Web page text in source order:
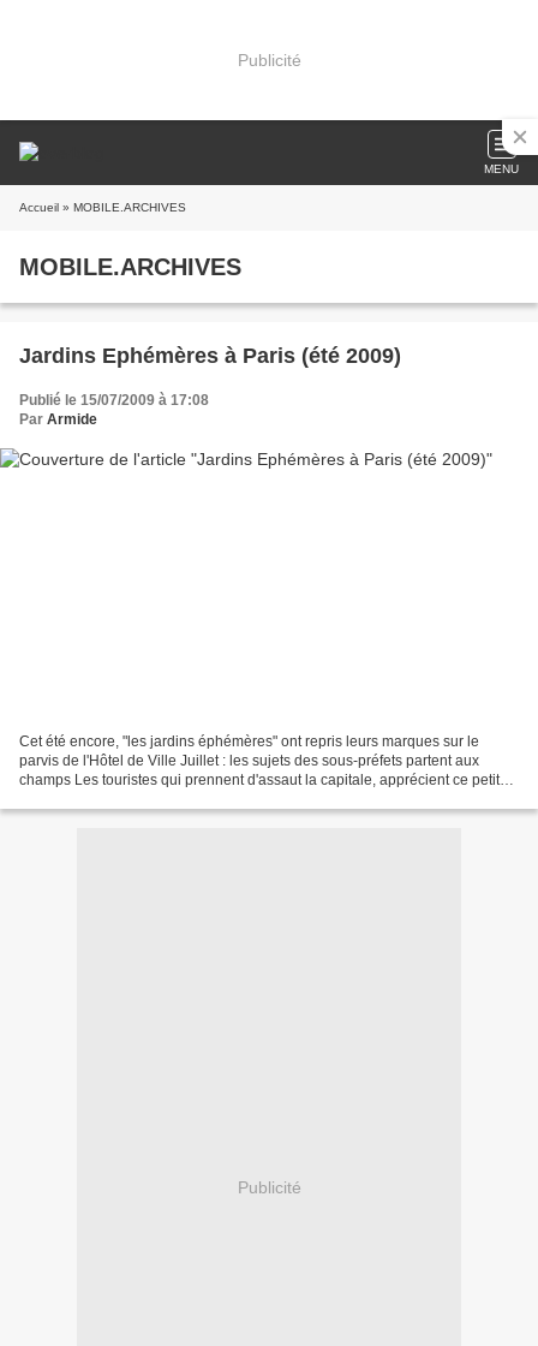
Publicité
MENU
Accueil » MOBILE.ARCHIVES
MOBILE.ARCHIVES
Jardins Ephémères à Paris (été 2009)
Publié le 15/07/2009 à 17:08
Par Armide
Cet été encore, "les jardins éphémères" ont repris leurs marques sur le
parvis de l'Hôtel de Ville Juillet : les sujets des sous-préfets partent aux
champs Les touristes qui prennent d'assaut la capitale, apprécient ce petit
Publicité